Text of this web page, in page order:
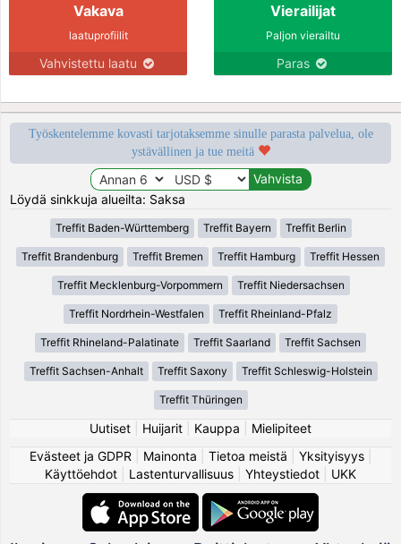
Vakava
laatuprofiilit
Vahvistettu laatu
Vierailijat
Paljon vierailtu
Paras
Työskentelemme kovasti tarjotaksemme sinulle parasta palvelua, ole
ystävällinen ja tue meitä
Löydä sinkkuja alueilta: Saksa
Treffit Baden-Württemberg Treffit Bayern Treffit Berlin
Treffit Brandenburg Treffit Bremen Treffit Hamburg Treffit Hessen
Treffit Mecklenburg-Vorpommern Treffit Niedersachsen
Treffit Nordrhein-Westfalen Treffit Rheinland-Pfalz
Treffit Rhineland-Palatinate Treffit Saarland Treffit Sachsen
Treffit Sachsen-Anhalt Treffit Saxony Treffit Schleswig-Holstein
Treffit Thüringen
Uutiset Huijarit Kauppa
Mielipiteet
Evästeet ja GDPR
Mainonta Tietoa meistä Yksityisyys|
Käyttöehdot
Lastenturvallisuus Yhteystiedot UKK